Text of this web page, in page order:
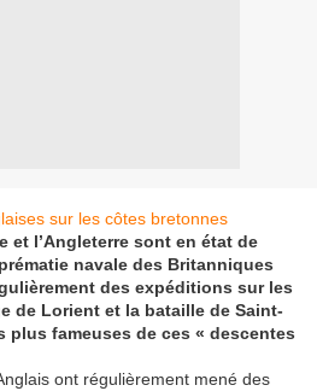
et l’Angleterre sont en état de
navale des Britanniques
des expéditions sur les
de Lorient et la bataille de Saint-
plus fameuses de ces « descentes
ont régulièrement mené des